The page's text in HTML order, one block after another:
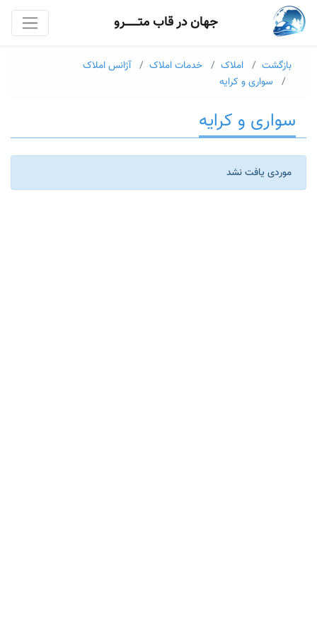
جهان در قاب متــــــرو
بازگشت املاک خدمات املاک
آژانس املاک
سواری و کرایه
سواری و کرایه
موردی یافت نشد